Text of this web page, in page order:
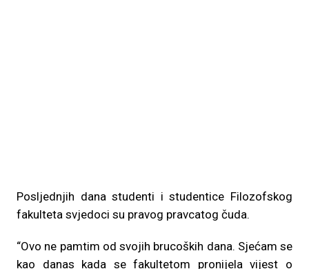
Posljednjih dana studenti i studentice Filozofskog
fakulteta svjedoci su pravog pravcatog čuda.
“Ovo ne pamtim od svojih brucoških dana. Sjećam se
kao danas kada se fakultetom pronijela vijest o